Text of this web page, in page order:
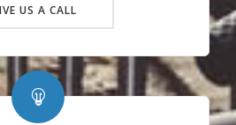
US A CALL